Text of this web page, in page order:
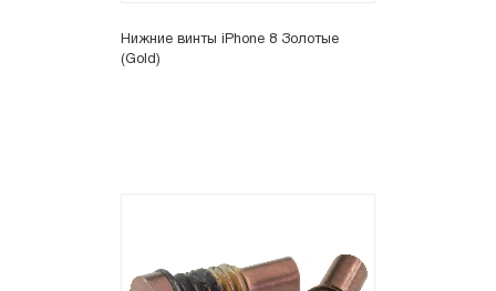
Нижние винты iPhone 8 Золотые
(Gold)